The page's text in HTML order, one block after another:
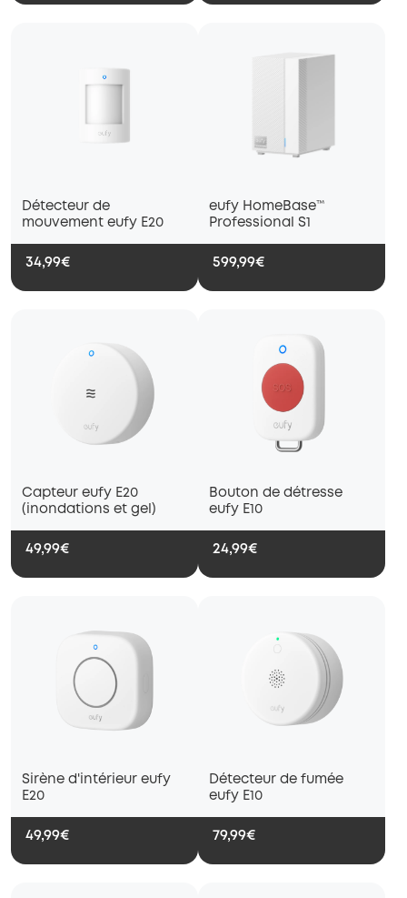
Détecteur de
mouvement eufy E20
34,99€
eufy HomeBase™
Professional S1
599,99€
Capteur eufy E20
(inondations et gel)
49,99€
Bouton de détresse
eufy E10
24,99€
Sirène d'intérieur eufy
E20
49,99€
Détecteur de fumée
eufy E10
79,99€